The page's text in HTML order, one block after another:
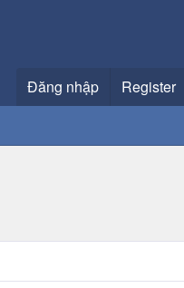
Đăng nhập Register